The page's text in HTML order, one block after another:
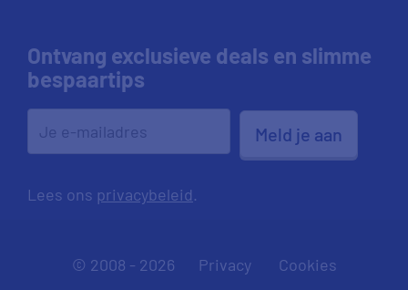
Ontvang exclusieve deals en slimme
bespaartips
Meld je aan
Lees ons privacybeleid.
© 2008 - 2026 Privacy
Cookies